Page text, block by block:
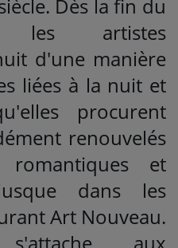
Dès la fin du
les artistes
d'une manière
liées à la nuit et
procurent
renouvelés
et
dans les
Art Nouveau.
aux